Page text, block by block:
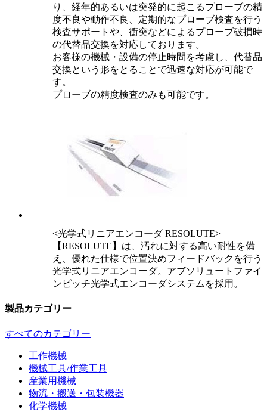
り、経年的あるいは突発的に起こるプローブの精
度不良や動作不良、定期的なプローブ検査を行う
検査サポートや、衝突などによるプローブ破損時
の代替品交換を対応しております。
お客様の機械・設備の停止時間を考慮し、代替品
交換という形をとることで迅速な対応が可能で
す。
プローブの精度検査のみも可能です。
<光学式リニアエンコーダ RESOLUTE>
【RESOLUTE】は、汚れに対する高い耐性を備
え、優れた仕様で位置決めフィードバックを行う
光学式リニアエンコーダ。アブソリュートファイ
ンピッチ光学式エンコーダシステムを採用。
製品カテゴリー
すべてのカテゴリー
工作機械
機械工具/作業工具
産業用機械
物流・搬送・包装機器
化学機械